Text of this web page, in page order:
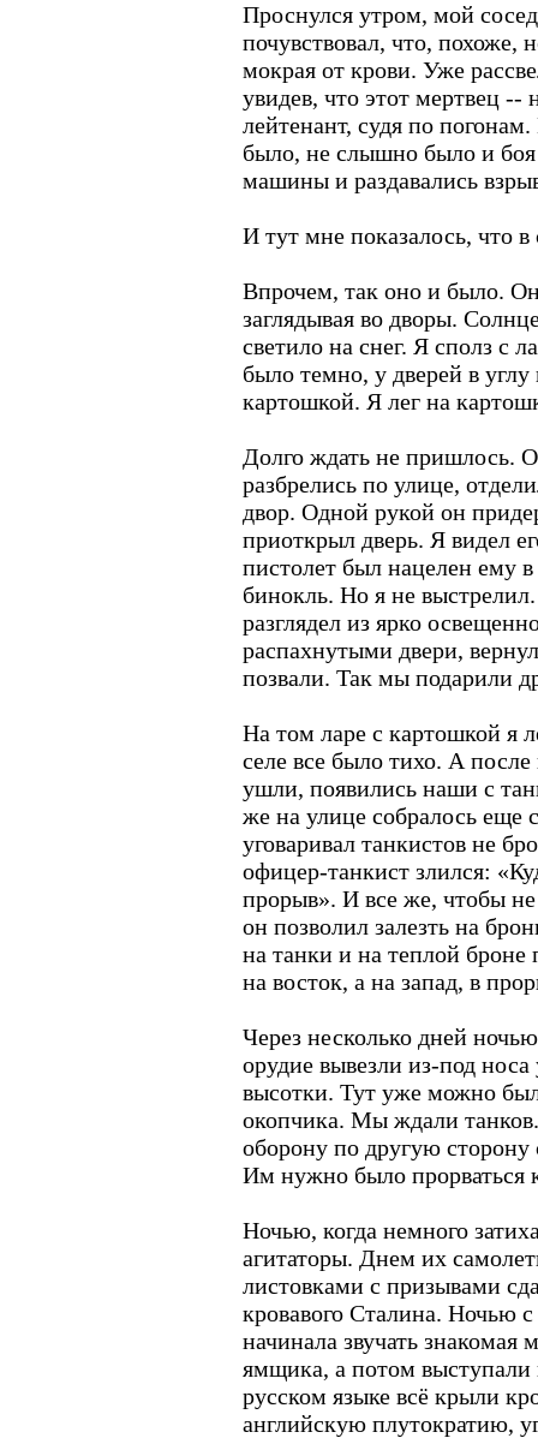
Проснулся утром, мой
почувствовал, что, похоже,
мокрая от крови. Уже
увидев, что этот мертвец
лейтенант, судя по
было, не слышно было и боя
машины и раздавались
И тут мне показалось, что
Впрочем, так оно и было.
заглядывая во дворы.
светило на снег. Я сполз с
было темно, у дверей в углу
картошкой. Я лег на
Долго ждать не пришлось.
разбрелись по улице,
двор. Одной рукой он
приоткрыл дверь. Я видел
пистолет был нацелен ему
бинокль. Но я не
разглядел из ярко
распахнутыми двери,
позвали. Так мы подарили
На том ларе с картошкой я
селе все было тихо. А
ушли, появились наши с
же на улице собралось
уговаривал танкистов не
офицер-танкист злился:
прорыв». И все же, чтобы
он позволил залезть на
на танки и на теплой броне
на восток, а на запад, в
Через несколько дней
орудие вывезли из-под
высотки. Тут уже можно
окопчика. Мы ждали
оборону по другую
Им нужно было прорваться
Ночью, когда немного
агитаторы. Днем их
листовками с призывами
кровавого Сталина. Ночью
начинала звучать
ямщика, а потом
русском языке всё крыли
английскую плутократию,